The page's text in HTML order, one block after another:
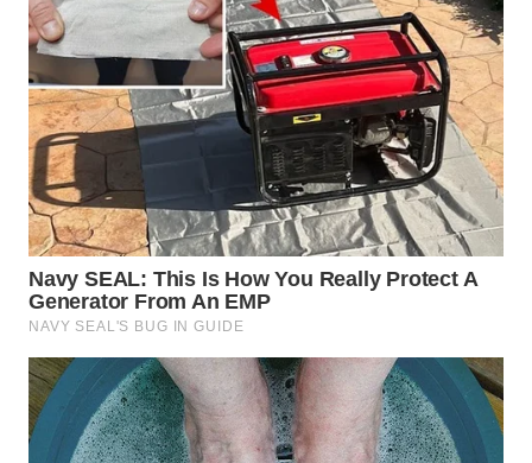
WN
PRIANGAN
TIMUR
WN
SEMARANG
WN
SOLO
WN
WN
MADURA